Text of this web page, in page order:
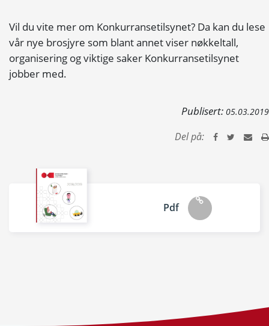
Vil du vite mer om Konkurransetilsynet? Da kan du lese
vår nye brosjyre som blant annet viser nøkkeltall,
organisering og viktige saker Konkurransetilsynet
jobber med.
Publisert: 05.03.2019
Del på:
Pdf